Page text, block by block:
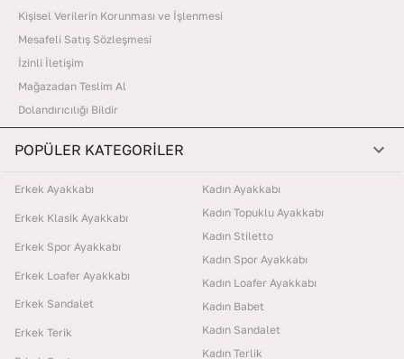
Kişisel Verilerin Korunması ve İşlenmesi
Mesafeli Satış Sözleşmesi
İzinli İletişim
Mağazadan Teslim Al
Dolandırıcılığı Bildir
POPÜLER KATEGORİLER
Erkek Ayakkabı
Erkek Klasik Ayakkabı
Erkek Spor Ayakkabı
Erkek Loafer Ayakkabı
Erkek Sandalet
Erkek Terik
Kadın Ayakkabı
Kadın Topuklu Ayakkabı
Kadın Stiletto
Kadın Spor Ayakkabı
Kadın Loafer Ayakkabı
Kadın Babet
Kadın Sandalet
Kadın Terlik